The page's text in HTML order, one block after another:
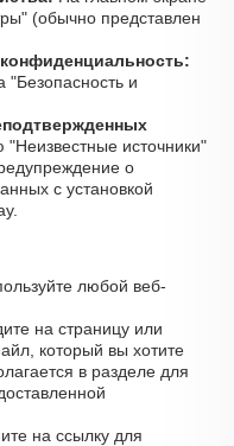
(обычно представлен
"Безопасность и
источники"
о
с установкой
любой веб-
на страницу или
который вы хотите
в разделе для
на ссылку для